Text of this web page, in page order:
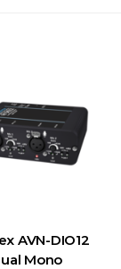
AVN-DIO12
Mono